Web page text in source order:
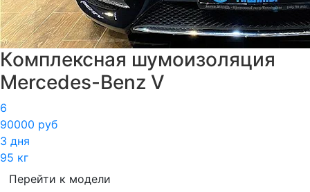
Комплексная шумоизоляция
Mercedes-Benz V
6
90000 руб
3 дня
95 кг
Перейти к модели